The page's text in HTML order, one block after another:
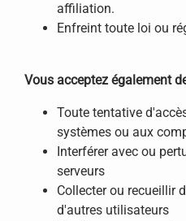
affiliation.
Enfreint toute loi ou
Vous acceptez également
Toute tentative
systèmes ou aux
Interférer avec ou
serveurs
Collecter ou recueillir
d'autres utilisateurs